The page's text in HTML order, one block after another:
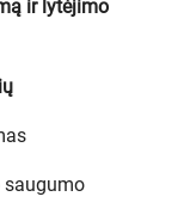
ir lytėjimo